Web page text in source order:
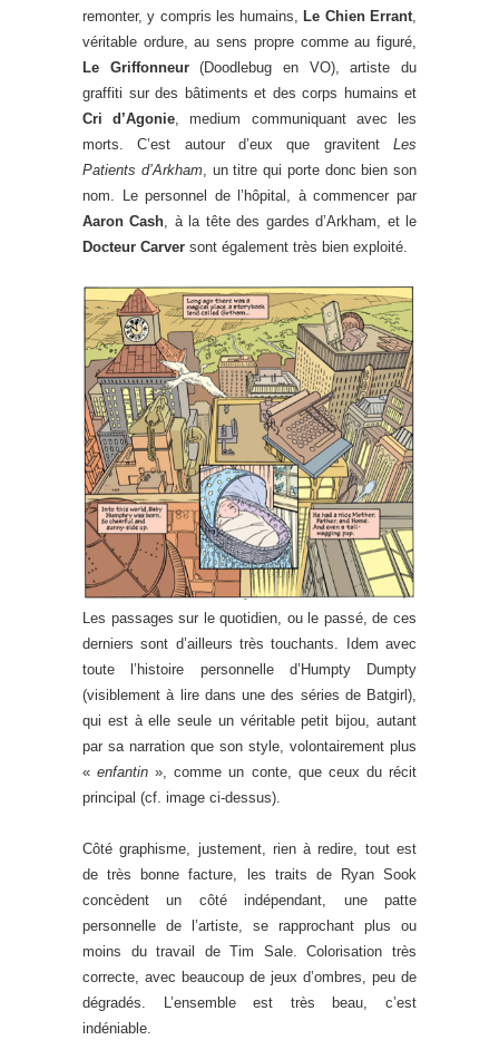
remonter, y compris les humains, Le Chien Errant,
véritable ordure, au sens propre comme au figuré,
Le Griffonneur(Doodlebug en VO), artiste du
graffiti sur des bâtiments et des corps humains et
Cri d’Agonie, medium communiquant avec les
morts. C’est autour d’eux que gravitent Les
Patients d’Arkham, un titre qui porte donc bien son
nom. Le personnel de l’hôpital, à commencer par
Aaron Cash, à la tête des gardes d’Arkham, et le
Docteur Carver sont également très bien exploité.
Les passages sur le quotidien, ou le passé, de ces
derniers sont d’ailleurs très touchants. Idem avec
toute l’histoire personnelle d’Humpty Dumpty
(visiblement à lire dans une des séries de Batgirl),
qui est à elle seule un véritable petit bijou, autant
par sa narration que son style, volontairement plus
«enfantin », comme un conte, que ceux du récit
principal (cf. image ci-dessus).
Côté graphisme, justement, rien à redire, tout est
de très bonne facture, les traits de Ryan Sook
concèdent un côté indépendant, une patte
personnelle de l’artiste, se rapprochant plus ou
moins du travail de Tim Sale. Colorisation très
correcte, avec beaucoup de jeux d’ombres, peu de
dégradés. L’ensemble est très beau, c’est
indéniable.